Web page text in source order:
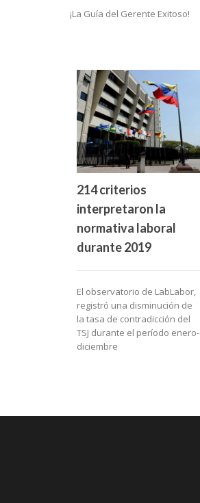
¡La Guía del Gerente Exitoso!
214 criterios
interpretaron la
normativa laboral
durante 2019
El observatorio de LabLabor,
registró una disminución de
la tasa de contradicción del
TSJ durante el período enero-
diciembre